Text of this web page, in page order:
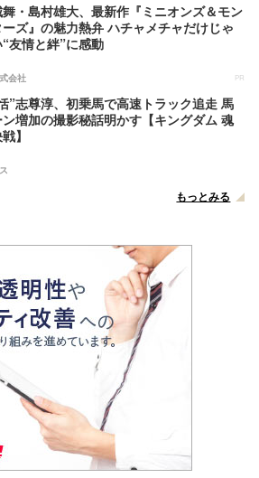
・島村雄大、最新作『ミニオンズ＆モン
ーズ』の魅力熱弁 ハチャメチャだけじゃ
友情と絆”に感動
会社 PR
”志尊淳、初乗馬で高速トラック追走 馬
ン増加の撮影秘話明かす【キングダム 魂
】
もっとみる